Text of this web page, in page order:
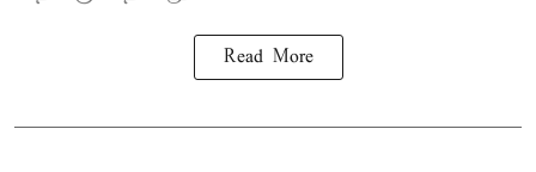
Read More